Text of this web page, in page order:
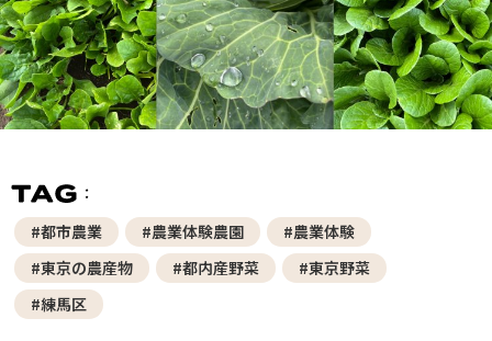
#都市農業 #農業体験農園
#農業体験
#東京の農産物
#都内産野菜
#東京野菜
#練馬区